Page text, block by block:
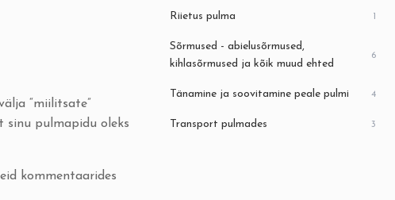
“miilitsate”
sinu pulmapidu oleks
kommentaarides
Riietus pulma 1
Sõrmused - abielusõrmused,
kihlasõrmused ja kõik muud ehted
6
Tänamine ja soovitamine peale pulmi 4
Transport pulmades 3